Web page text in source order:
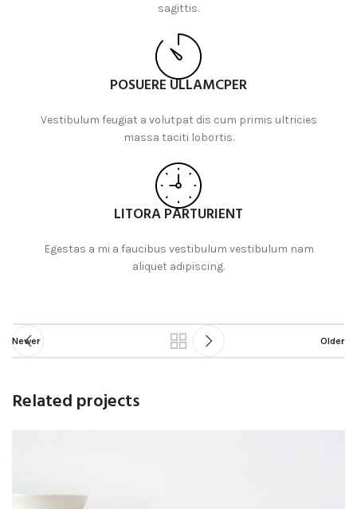
sagittis.
POSUERE ULLAMCPER
Vestibulum feugiat a volutpat dis cum primis ultricies
massa taciti lobortis.
LITORA PARTURIENT
Egestas a mi a faucibus vestibulum vestibulum nam
aliquet adipiscing.
Newer Older
Related projects